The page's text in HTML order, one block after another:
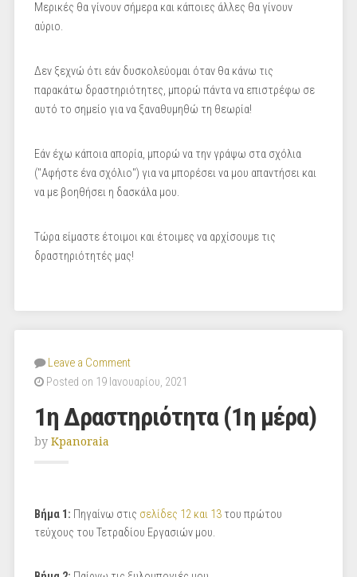
Μερικές θα γίνουν σήμερα και κάποιες άλλες θα γίνουν
αύριο.
Δεν ξεχνώ ότι εάν δυσκολεύομαι όταν θα κάνω τις
παρακάτω δραστηριότητες, μπορώ πάντα να επιστρέφω σε
αυτό το σημείο για να ξαναθυμηθώ τη θεωρία!
Εάν έχω κάποια απορία, μπορώ να την γράψω στα σχόλια
("Αφήστε ένα σχόλιο") για να μπορέσει να μου απαντήσει και
να με βοηθήσει η δασκάλα μου.
Τώρα είμαστε έτοιμοι και έτοιμες να αρχίσουμε τις
δραστηριότητές μας!
Leave a Comment
Posted on 19 Ιανουαρίου, 2021
1η Δραστηριότητα (1η μέρα)
by Kpanoraia
Βήμα 1: Πηγαίνω στις σελίδες 12 και 13του πρώτου
τεύχους του Τετραδίου Εργασιών μου.